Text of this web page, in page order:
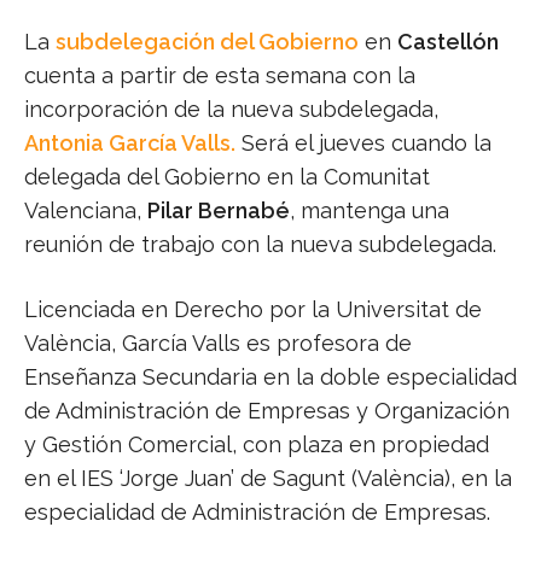
La subdelegación del Gobierno en Castellón
cuenta a partir de esta semana con la
incorporación de la nueva subdelegada,
Antonia García Valls. Será el jueves cuando la
delegada del Gobierno en la Comunitat
Valenciana, Pilar Bernabé, mantenga una
reunión de trabajo con la nueva subdelegada.
Licenciada en Derecho por la Universitat de
València, García Valls es profesora de
Enseñanza Secundaria en la doble especialidad
de Administración de Empresas y Organización
y Gestión Comercial, con plaza en propiedad
en el IES ‘Jorge Juan’ de Sagunt (València), en la
especialidad de Administración de Empresas.